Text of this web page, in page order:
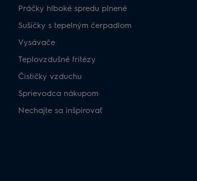
Práčky hlboké spredu plnené
Sušičky s tepelným čerpadlom
Vysávače
Teplovzdušné fritézy
Čističky vzduchu
Sprievodca nákupom
Nechajte sa inšpirovať